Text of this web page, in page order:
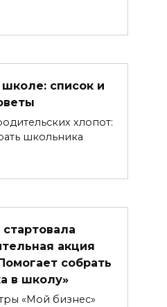
школе: список и
хлопот:
школьника
акция
собрать
в школу»
«Мой бизнес»